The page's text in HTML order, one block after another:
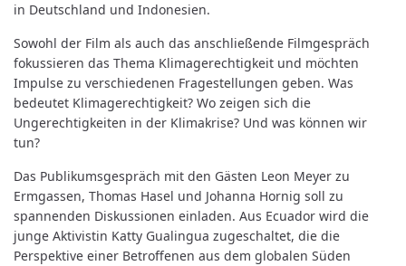
in Deutschland und Indonesien.
Sowohl der Film als auch das anschließende Filmgespräch
fokussieren das Thema Klimagerechtigkeit und möchten
Impulse zu verschiedenen Fragestellungen geben. Was
bedeutet Klimagerechtigkeit? Wo zeigen sich die
Ungerechtigkeiten in der Klimakrise? Und was können wir
tun?
Das Publikumsgespräch mit den Gästen Leon Meyer zu
Ermgassen, Thomas Hasel und Johanna Hornig soll zu
spannenden Diskussionen einladen. Aus Ecuador wird die
junge Aktivistin Katty Gualingua zugeschaltet, die die
Perspektive einer Betroffenen aus dem globalen Süden